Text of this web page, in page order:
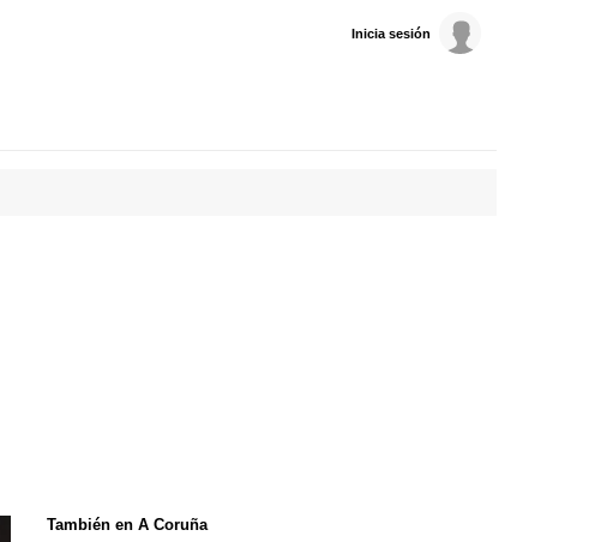
Inicia sesión
También en A Coruña